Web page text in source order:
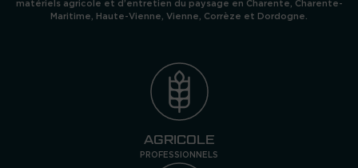
matériels agricole et d’entretien du paysage en Charente, Charente-
Maritime, Haute-Vienne, Vienne, Corrèze et Dordogne.
AGRICOLE
PROFESSIONNELS